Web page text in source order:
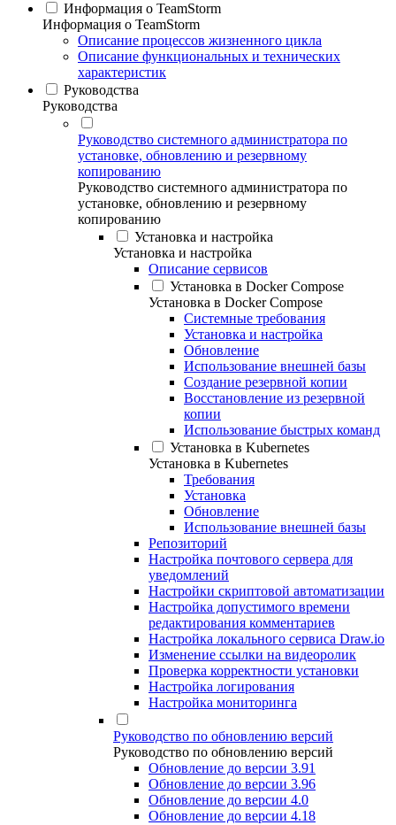
Информация о TeamStorm
Информация о TeamStorm
Описание процессов жизненного цикла
Описание функциональных и технических
характеристик
Руководства
Руководства
Руководство системного администратора по
установке, обновлению и резервному
копированию
Руководство системного администратора по
установке, обновлению и резервному
копированию
Установка и настройка
Установка и настройка
Описание сервисов
Установка в Docker Compose
Установка в Docker Compose
Системные требования
Установка и настройка
Обновление
Использование внешней базы
Создание резервной копии
Восстановление из резервной
копии
Использование быстрых команд
Установка в Kubernetes
Установка в Kubernetes
Требования
Установка
Обновление
Использование внешней базы
Репозиторий
Настройка почтового сервера для
уведомлений
Настройки скриптовой автоматизации
Настройка допустимого времени
редактирования комментариев
Настройка локального сервиса Draw.io
Изменение ссылки на видеоролик
Проверка корректности установки
Настройка логирования
Настройка мониторинга
Руководство по обновлению версий
Руководство по обновлению версий
Обновление до версии 3.91
Обновление до версии 3.96
Обновление до версии 4.0
Обновление до версии 4.18